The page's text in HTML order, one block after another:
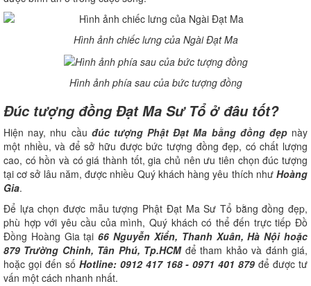
Hình ảnh chiếc lưng của Ngài Đạt Ma
Hình ảnh phía sau của bức tượng đồng
Đúc tượng đồng Đạt Ma Sư Tổ ở đâu tốt?
Hiện nay, nhu cầu đúc tượng Phật Đạt Ma bằng đồng đẹpnày
một nhiều, và để sở hữu được bức tượng đồng đẹp, có chất lượng
cao, có hồn và có giá thành tốt, gia chủ nên ưu tiên chọn đúc tượng
tại cơ sở lâu năm, được nhiều Quý khách hàng yêu thích như Hoàng
Gia.
Để lựa chọn được mẫu tượng Phật Đạt Ma Sư Tổ bằng đồng đẹp,
phù hợp với yêu cầu của mình, Quý khách có thể đến trực tiếp Đồ
Đồng Hoàng Gia tại66 Nguyễn Xiển, Thanh Xuân, Hà Nội hoặc
879 Trường Chinh, Tân Phú, Tp.HCMđể tham khảo và đánh giá,
hoặc gọi đến số Hotline: 0912 417 168 - 0971 401 879 để được tư
vấn một cách nhanh nhất.